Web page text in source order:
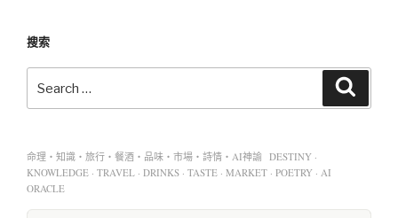
搜索
命理・知識・旅行・餐酒・品味・市場・詩情・AI神諭 DESTINY ·
KNOWLEDGE · TRAVEL · DRINKS · TASTE · MARKET · POETRY · AI
ORACLE